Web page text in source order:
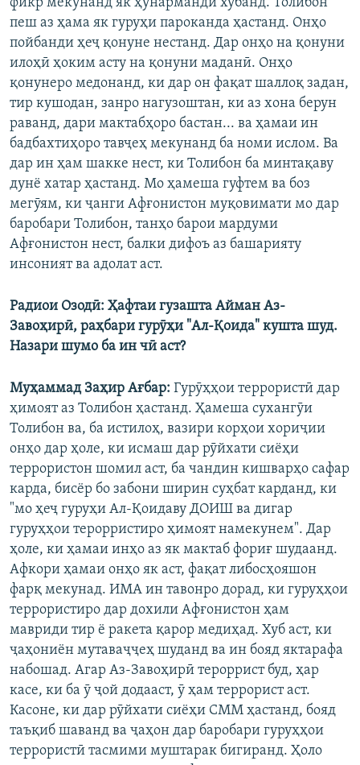
пеш аз ҳама як гуруҳи пароканда ҳастанд. Онҳо
пойбанди ҳеҷ қонуне нестанд. Дар онҳо на қонуни
илоҳӣ ҳоким асту на қонуни маданӣ. Онҳо
қонунеро медонанд, ки дар он фақат шаллоқ задан,
тир кушодан, занро нагузоштан, ки аз хона берун
раванд, дари мактабҳоро бастан... ва ҳамаи ин
бадбахтиҳоро тавҷеҳ мекунанд ба номи ислом. Ва
дар ин ҳам шакке нест, ки Толибон ба минтақаву
дунё хатар ҳастанд. Мо ҳамеша гуфтем ва боз
мегӯям, ки ҷанги Афғонистон муқовимати мо дар
баробари Толибон, танҳо барои мардуми
Афғонистон нест, балки дифоъ аз башарияту
инсоният ва адолат аст.
Радиои Озодӣ: Ҳафтаи гузашта Айман Аз-
Завоҳирӣ, раҳбари гурӯҳи "Ал-Қоида" кушта шуд.
Назари шумо ба ин чӣ аст?
Муҳаммад Заҳир Ағбар: Гурӯҳҳои террористӣ дар
ҳимоят аз Толибон ҳастанд. Ҳамеша сухангӯи
Толибон ва, ба истилоҳ, вазири корҳои хориҷии
онҳо дар ҳоле, ки исмаш дар рӯйхати сиёҳи
террористон шомил аст, ба чандин кишварҳо сафар
карда, бисёр бо забони ширин суҳбат карданд, ки
"мо ҳеҷ гуруҳи Ал-Қоидаву ДОИШ ва дигар
гуруҳҳои терорристиро ҳимоят намекунем". Дар
ҳоле, ки ҳамаи инҳо аз як мактаб фориғ шудаанд.
Афкори ҳамаи онҳо як аст, фақат либосҳояшон
фарқ мекунад. ИМА ин тавонро дорад, ки гуруҳҳои
террористиро дар дохили Афғонистон ҳам
мавриди тир ё ракета қарор медиҳад. Хуб аст, ки
ҷаҳониён мутаваҷҷеҳ шуданд ва ин бояд яктарафа
набошад. Агар Аз-Завоҳирӣ тероррист буд, ҳар
касе, ки ба ӯ ҷой додааст, ӯ ҳам террорист аст.
Касоне, ки дар рӯйхати сиёҳи СММ ҳастанд, бояд
таъқиб шаванд ва ҷаҳон дар баробари гуруҳҳои
террористӣ тасмими муштарак бигиранд. Ҳоло